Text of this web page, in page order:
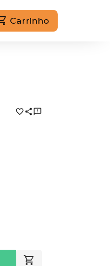
Carrinho